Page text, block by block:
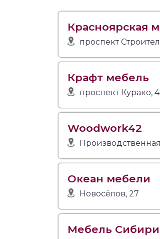
Красноярская
проспект
Крафт мебель
проспект Курако,
Woodwork42
Океан мебели
Новосёлов, 27
Мебель Сибири